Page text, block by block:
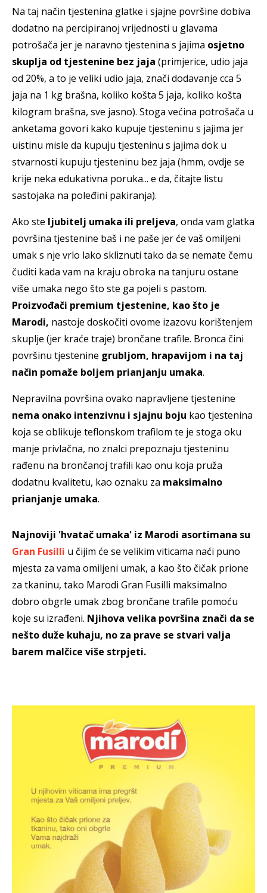
Na taj način tjestenina glatke i sjajne površine dobiva
dodatno na percipiranoj vrijednosti u glavama
potrošača jer je naravno tjestenina s jajima osjetno
skuplja od tjestenine bez jaja (primjerice, udio jaja
od 20%, a to je veliki udio jaja, znači dodavanje cca 5
jaja na 1 kg brašna, koliko košta 5 jaja, koliko košta
kilogram brašna, sve jasno). Stoga većina potrošača u
anketama govori kako kupuje tjesteninu s jajima jer
uistinu misle da kupuju tjesteninu s jajima dok u
stvarnosti kupuju tjesteninu bez jaja (hmm, ovdje se
krije neka edukativna poruka... e da, čitajte listu
sastojaka na poleđini pakiranja).
Ako ste ljubitelj umaka ili preljeva, onda vam glatka
površina tjestenine baš i ne paše jer će vaš omiljeni
umak s nje vrlo lako skliznuti tako da se nemate čemu
čuditi kada vam na kraju obroka na tanjuru ostane
više umaka nego što ste ga pojeli s pastom.
Proizvođači premium tjestenine, kao što je
Marodi, nastoje doskočiti ovome izazovu korištenjem
skuplje (jer kraće traje) brončane trafile. Bronca čini
površinu tjestenine grubljom, hrapavijom i na taj
način pomaže boljem prianjanju umaka.
Nepravilna površina ovako napravljene tjestenine
nema onako intenzivnu i sjajnu boju kao tjestenina
koja se oblikuje teflonskom trafilom te je stoga oku
manje privlačna, no znalci prepoznaju tjesteninu
rađenu na brončanoj trafili kao onu koja pruža
dodatnu kvalitetu, kao oznaku za maksimalno
prianjanje umaka.
Najnoviji 'hvatač umaka' iz Marodi asortimana su
Gran Fusilli u čijim će se velikim viticama naći puno
mjesta za vama omiljeni umak, a kao što čičak prione
za tkaninu, tako Marodi Gran Fusilli maksimalno
dobro obgrle umak zbog brončane trafile pomoću
koje su izrađeni. Njihova velika površina znači da se
nešto duže kuhaju, no za prave se stvari valja
barem malčice više strpjeti.